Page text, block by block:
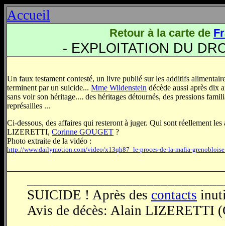
Accueil
Retour à la carte de
- EXPLOITATION DU
Un faux testament contesté, un livre publié sur les additifs
terminent par un suicide... Mme Wildenstein décède aussi après dix
sans voir son héritage.... des héritages détournés, des pressions
représailles ...
Ci-dessous, des affaires qui resteront à juger. Qui sont réellement les
LIZERETTI, Corinne GOUGET ?
Photo extraite de la vidéo :
http://www.dailymotion.com/video/x13qh87_le-proces-de-la-mafia-
SUICIDE ! Après des contacts
Avis de décès: Alain LIZERETTI